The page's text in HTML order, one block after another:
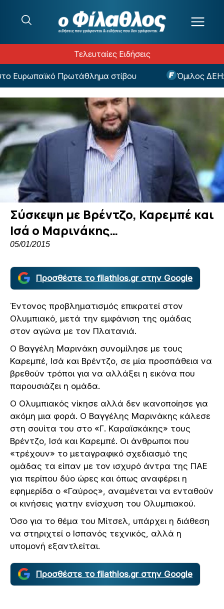
Τελευταίες Ειδήσεις
Ευρωπαϊκό Πρωτάθλημα στίβου Όμιλος ΔΕΗ:
Σύσκεψη με Βρέντζο, Καρεμπέ και
Ισά ο Μαρινάκης…
05/01/2015
Προσθέστε το filathlos.gr στην Google
Έντονος προβληματισμός επικρατεί στον
Ολυμπιακό, μετά την εμφάνιση της ομάδας
στον αγώνα με τον Πλατανιά.
Ο Βαγγέλη Μαρινάκη συνομίλησε με τους
Καρεμπέ, Ισά και Βρέντζο, σε μία προσπάθεια να
βρεθούν τρόποι για να αλλάξει η εικόνα που
παρουσιάζει η ομάδα.
O Ολυμπιακός νίκησε αλλά δεν ικανοποίησε για
ακόμη μια φορά. Ο Βαγγέλης Μαρινάκης κάλεσε
στη σουίτα του στο «Γ. Καραϊσκάκης» τους
Βρέντζο, Ισά και Καρεμπέ. Οι άνθρωποι που
«τρέχουν» το μεταγραφικό σχεδιασμό της
ομάδας τα είπαν με τον ισχυρό άντρα της ΠΑΕ
για περίπου δύο ώρες και όπως αναφέρει η
εφημερίδα ο «Γαύρος», αναμένεται να ενταθούν
οι κινήσεις γιατην ενίσχυση του Ολυμπιακού.
Όσο για το θέμα του Μίτσελ, υπάρχει η διάθεση
να στηριχτεί ο Ισπανός τεχνικός, αλλά η
υπομονή εξαντλείται.
Προσθέστε το filathlos.gr στην Google